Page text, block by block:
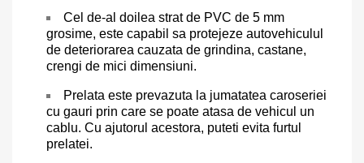
Cel de-al doilea strat de PVC de 5 mm
grosime, este capabil sa protejeze autovehiculul
de deteriorarea cauzata de grindina, castane,
crengi de mici dimensiuni.
Prelata este prevazuta la jumatatea caroseriei
cu gauri prin care se poate atasa de vehicul un
cablu. Cu ajutorul acestora, puteti evita furtul
prelatei.